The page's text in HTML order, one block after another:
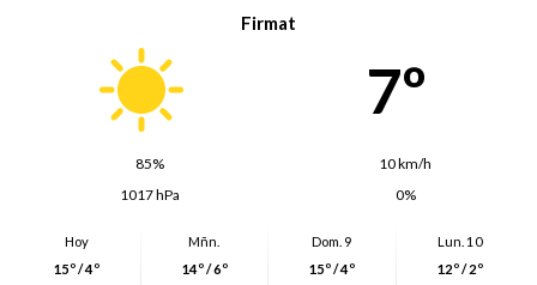
Firmat
7º
85%
10 km/h
1017 hPa
0%
Hoy
15º / 4º
Mñn.
14º / 6º
Dom. 9
15º / 4º
Lun. 10
12º / 2º